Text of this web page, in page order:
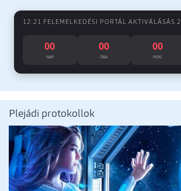
12:21 FELEMELKEDÉSI PORTÁL AKTIVÁLÁSÁS 2
00
NAP
00
ÓRA
00
PERC
Plejádi protokollok